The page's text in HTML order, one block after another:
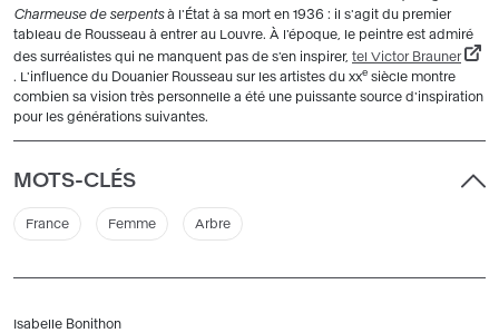
Charmeuse de serpentsà l'État à sa mort en 1936 : il s'agit du premier
tableau de Rousseau à entrer au Louvre. À l'époque, le peintre est admiré
des surréalistes qui ne manquent pas de s'en inspirer, tel Victor Brauner
. L'influence du Douanier Rousseau sur les artistes du xxe siècle montre
combien sa vision très personnelle a été une puissante source d'inspiration
pour les générations suivantes.
MOTS-CLÉS
France Femme Arbre
Isabelle Bonithon